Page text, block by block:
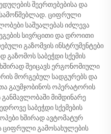
შეერთებებისა და
ციფრული
საშუალებას იძლევა
სივრცითი და დროითი
გაზომვის ინსტრუმენტები
გაზომოს საბეჭდი სქემის
შეიცავს ერგონომიული
მორგებულ სადგურებს და
გაუმჯობინოს ოპერატორის
მიმდინარე
საბეჭდი სქემების
ხშირად ავტომატურ
ციფრული გამოსახულების